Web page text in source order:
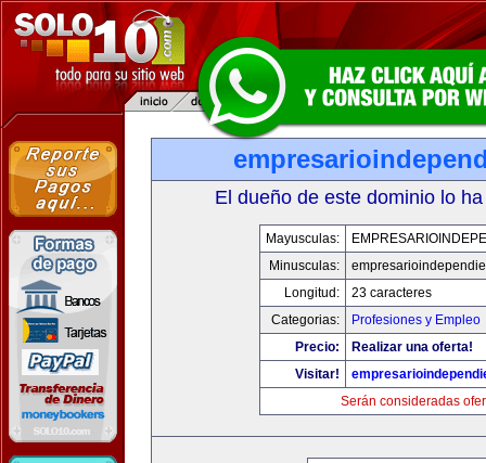
El dueño de este dominio lo
Mayusculas:
Minusculas:
Longitud:
23 caracteres
Categorias:
Profesiones y Empleo
Precio:
Realizar una oferta!
Visitar!
Serán consideradas